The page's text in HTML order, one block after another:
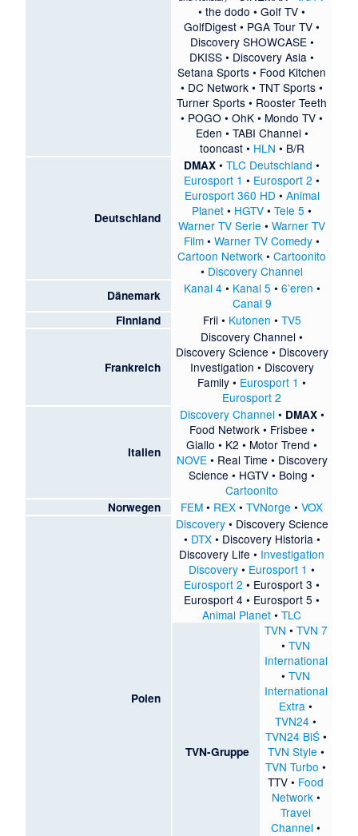
•the dodo •Golf TV •
GolfDigest • PGA Tour TV •
Discovery SHOWCASE•
DKISS • Discovery Asia •
Setana Sports • Food Kitchen
• DC Network •TNT Sports •
Turner Sports • Rooster Teeth
• POGO •OhK • Mondo TV •
Eden • TABI Channel •
tooncast• HLN • B/R
Deutschland
DMAX •TLC Deutschland •
Eurosport 1 • Eurosport 2 •
Eurosport 360 HD • Animal
Planet • HGTV •Tele 5 •
Warner TV Serie •Warner TV
Film •Warner TV Comedy •
Cartoon Network •Cartoonito
• Discovery Channel
Dänemark Kanal 4• Kanal 5 • 6’eren •
Canal 9
Finnland Frii• Kutonen • TV5
Frankreich
Discovery Channel •
Discovery Science • Discovery
Investigation • Discovery
Family • Eurosport 1 •
Eurosport 2
Italien
Discovery Channel • DMAX•
Food Network• Frisbee •
Giallo • K2 • Motor Trend •
NOVE• Real Time • Discovery
Science • HGTV • Boing •
Cartoonito
Norwegen FEM • REX •TVNorge •VOX
Polen
Discovery• Discovery Science
• DTX• Discovery Historia •
Discovery Life • Investigation
Discovery • Eurosport 1 •
Eurosport 2 • Eurosport 3 •
Eurosport 4 • Eurosport 5 •
Animal Planet •TLC
TVN-Gruppe
TVN • TVN 7
•TVN
International
•TVN
International
Extra •
TVN24 •
TVN24 BiŚ•
TVN Style •
TVN Turbo •
TTV • Food
Network•
Travel
Channel •